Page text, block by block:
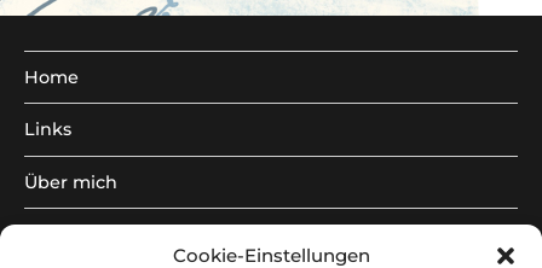
Cookie-Einstellungen
Home
Links
Über mich